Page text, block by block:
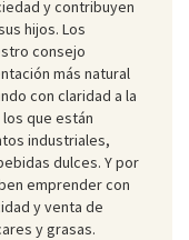
y contribuyen
hijos. Los
consejo
más natural
con claridad a la
que están
industriales,
dulces. Y por
emprender con
y venta de
y grasas.